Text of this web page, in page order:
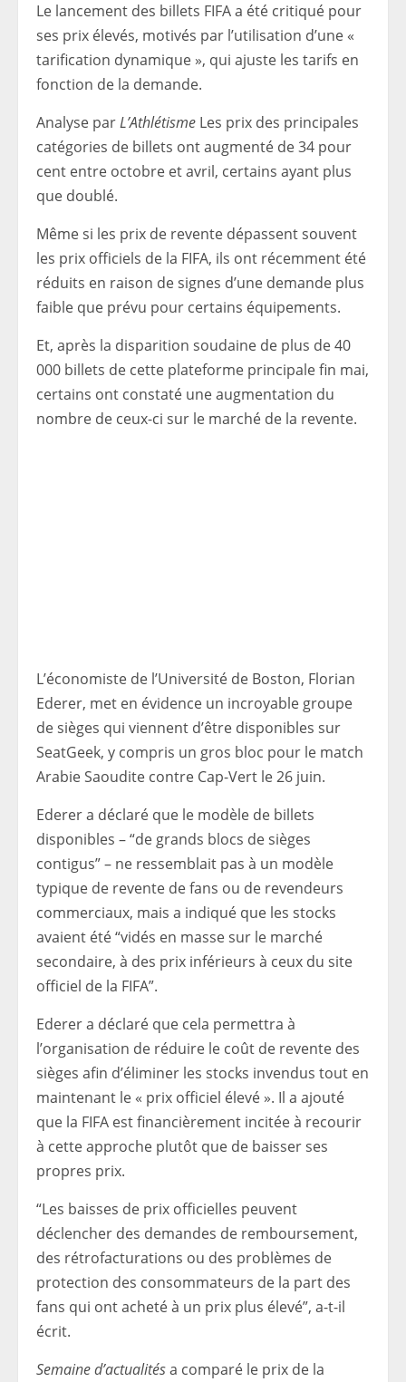
Le lancement des billets FIFA a été critiqué pour
ses prix élevés, motivés par l’utilisation d’une «
tarification dynamique », qui ajuste les tarifs en
fonction de la demande.
Analyse parL’Athlétisme Les prix des principales
catégories de billets ont augmenté de 34 pour
cent entre octobre et avril, certains ayant plus
que doublé.
Même si les prix de revente dépassent souvent
les prix officiels de la FIFA, ils ont récemment été
réduits en raison de signes d’une demande plus
faible que prévu pour certains équipements.
Et, après la disparition soudaine de plus de 40
000 billets de cette plateforme principale fin mai,
certains ont constaté une augmentation du
nombre de ceux-ci sur le marché de la revente.
L’économiste de l’Université de Boston, Florian
Ederer, met en évidence un incroyable groupe
de sièges qui viennent d’être disponibles sur
SeatGeek, y compris un gros bloc pour le match
Arabie Saoudite contre Cap-Vert le 26 juin.
Ederer a déclaré que le modèle de billets
disponibles – “de grands blocs de sièges
contigus” – ne ressemblait pas à un modèle
typique de revente de fans ou de revendeurs
commerciaux, mais a indiqué que les stocks
avaient été “vidés en masse sur le marché
secondaire, à des prix inférieurs à ceux du site
officiel de la FIFA”.
Ederer a déclaré que cela permettra à
l’organisation de réduire le coût de revente des
sièges afin d’éliminer les stocks invendus tout en
maintenant le « prix officiel élevé ». Il a ajouté
que la FIFA est financièrement incitée à recourir
à cette approche plutôt que de baisser ses
propres prix.
“Les baisses de prix officielles peuvent
déclencher des demandes de remboursement,
des rétrofacturations ou des problèmes de
protection des consommateurs de la part des
fans qui ont acheté à un prix plus élevé”, a-t-il
écrit.
Semaine d’actualitésa comparé le prix de la